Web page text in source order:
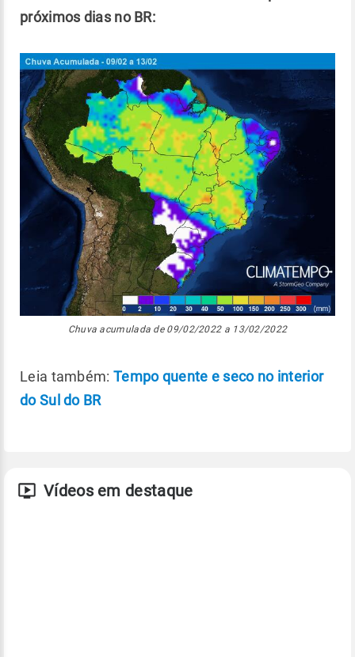
próximos dias no BR:
Chuva acumulada de 09/02/2022 a 13/02/2022
Leia também: Tempo quente e seco no interior
do Sul do BR
Vídeos em destaque